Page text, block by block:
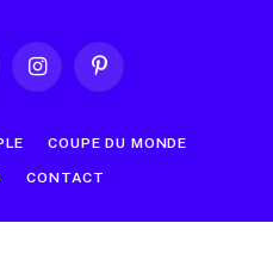
InstagramPinterest
COUPE DU MONDE
CONTACT